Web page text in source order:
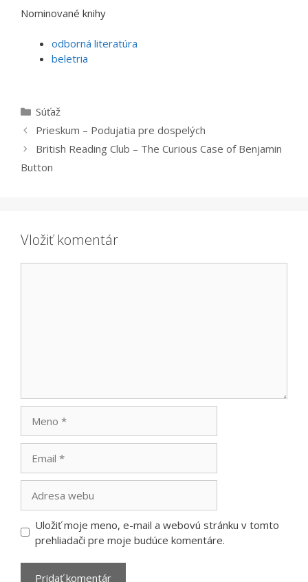
Nominované knihy
odborná literatúra
beletria
Kategórie
Súťaž
Prieskum – Podujatia pre dospelých
British Reading Club – The Curious Case of Benjamin
Button
Vložiť komentár
webu
Uložiť moje meno, e-mail a webovú stránku v tomto
prehliadači pre moje budúce komentáre.